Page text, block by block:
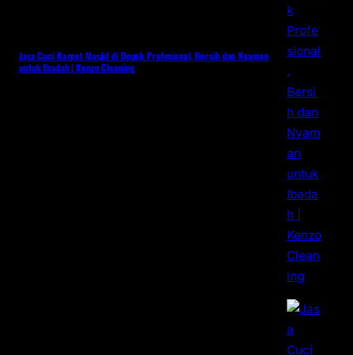
Jasa Cuci Karpet Masjid di Depok Profesional, Bersih dan Nyaman
untuk Ibadah | Kenzo Cleaning